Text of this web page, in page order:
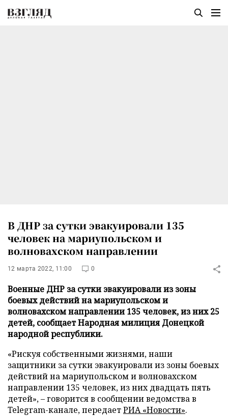
В ДНР за сутки эвакуировали 135
человек на мариупольском и
волновахском направлении
12 марта 2022, 11:00 0
Военные ДНР за сутки эвакуировали из зоны
боевых действий на мариупольском и
волновахском направлении 135 человек, из них 25
детей, сообщает Народная милиция Донецкой
народной республики.
«Рискуя собственными жизнями, наши
защитники за сутки эвакуировали из зоны боевых
действий на мариупольском и волновахском
направлении 135 человек, из них двадцать пять
детей», – говорится в сообщении ведомства в
Telegram-канале, передаетРИА «Новости».